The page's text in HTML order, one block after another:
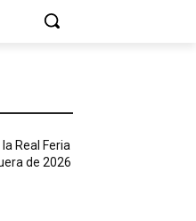
Real Feria
de 2026